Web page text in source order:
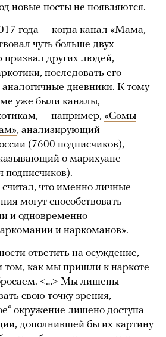
новые посты не появляются.
года — когда канал «Мама,
чуть больше двух
призвал других людей,
последовать его
дневники. К тому
уже были каналы,
— например, «Сомы
, анализирующий
(7600 подписчиков),
о марихуане
подписчиков).
что именно личные
могут способствовать
и одновременно
и наркоманов».
ответить на осуждение,
том, как мы пришли к наркоте
<…> Мы лишены
свою точку зрения,
окружение лишено доступа
дополнившей бы их картину